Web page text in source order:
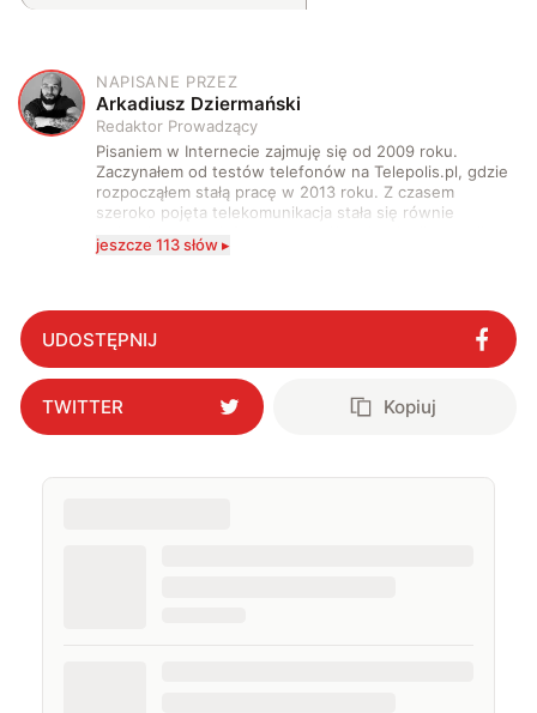
A
NAPISANE PRZEZ
Arkadiusz Dziermański
Redaktor Prowadzący
Pisaniem w Internecie zajmuję się od 2009 roku.
Zaczynałem od testów telefonów na Telepolis.pl, gdzie
rozpocząłem stałą pracę w 2013 roku. Z czasem
szeroko pojęta telekomunikacja stała się równie
że do urządzeń mobilnych dołączył też inny sprzęt
środku nocy. Od 2019 roku śledzę i opisuję ruchy
antykomórkowe w Polsce i na świecie. Poziom
wylewanego przez nie hejtu świadczy o tym, że robię
to dobrze. Na przestrzeni ostatnich lat moje teksty
pojawiały się na łamach serwisów GamingSociety, Gry-
Online i PCWorld.pl, a od 2020 roku jestem związany z
WhatNext.pl, gdzie jestem zastępcą redaktora
interesując się nowymi technologiami, ale nie
jeszcze 113 słów ▸
UDOSTĘPNIJ
TWITTER Kopiuj